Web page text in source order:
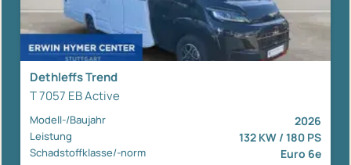
Dethleffs Trend
T 7057 EB Active
Modell-/Baujahr 2026
Leistung 132 KW / 180 PS
Schadstoffklasse/-norm Euro 6e